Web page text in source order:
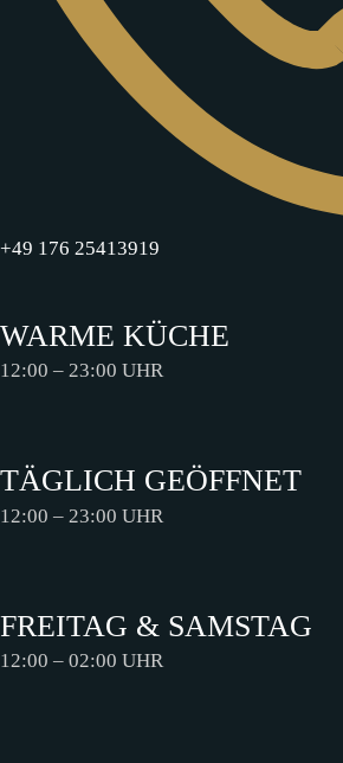
+49 176 25413919
WARME KÜCHE
12:00 – 23:00 UHR
TÄGLICH GEÖFFNET
12:00 – 23:00 UHR
FREITAG & SAMSTAG
12:00 – 02:00 UHR